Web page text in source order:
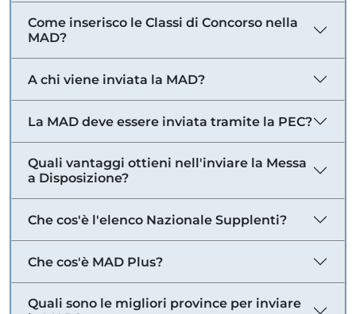
Come inserisco le Classi di Concorso nella
MAD?
A chi viene inviata la MAD?
La MAD deve essere inviata tramite la PEC?
Quali vantaggi ottieni nell'inviare la Messa
a Disposizione?
Che cos'è l'elenco Nazionale Supplenti?
Che cos'è MAD Plus?
Quali sono le migliori province per inviare